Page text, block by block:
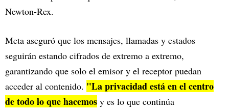
Newton-Rex.
Meta aseguró que los mensajes, llamadas y estados
seguirán estando cifrados de extremo a extremo,
garantizando que solo el emisor y el receptor puedan
acceder al contenido. "La privacidad está en el centro
de todo lo que hacemos y es lo que continúa